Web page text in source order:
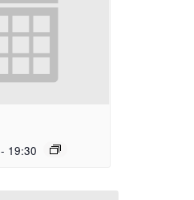
- 19:30